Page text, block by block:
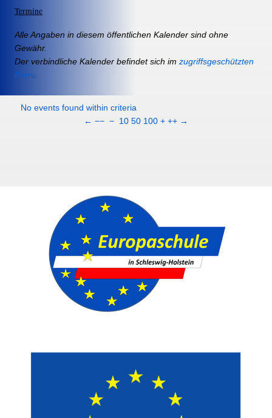
Termine
Alle Angaben in diesem öffentlichen Kalender sind ohne
Gewähr.
Der verbindliche Kalender befindet sich im zugriffsgeschützten
IServ.
No events found within criteria
← −− − 10 50 100 + ++ →